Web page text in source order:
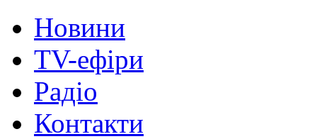
Новини
TV-ефіри
Радіо
Контакти